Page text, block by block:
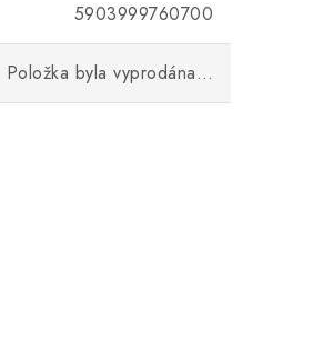
5903999760700
Položka byla vyprodána…